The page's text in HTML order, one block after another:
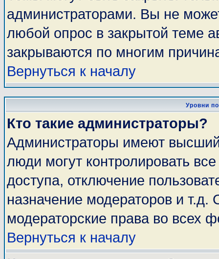
администраторами. Вы не
любой опрос в закрытой теме
закрываются по многим
Вернуться к началу
Уровни
Кто такие администраторы?
Администраторы имеют
люди могут контролировать
доступа, отключение
назначение модераторов и
модераторские права во всех
Вернуться к началу